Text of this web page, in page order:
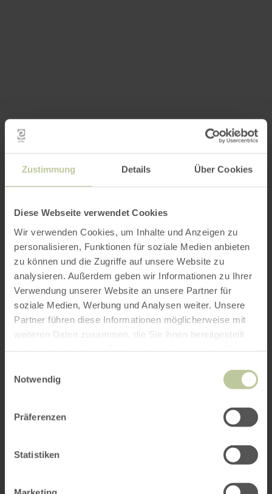
Zustimmung Details Über Cookies
Diese Webseite verwendet Cookies
Wir verwenden Cookies, um Inhalte und Anzeigen zu
personalisieren, Funktionen für soziale Medien anbieten
zu können und die Zugriffe auf unsere Website zu
analysieren. Außerdem geben wir Informationen zu Ihrer
Verwendung unserer Website an unsere Partner für
soziale Medien, Werbung und Analysen weiter. Unsere
Partner führen diese Informationen möglicherweise mit
weiteren Daten zusammen, die Sie ihnen bereitgestellt
Notwendig
Präferenzen
Statistiken